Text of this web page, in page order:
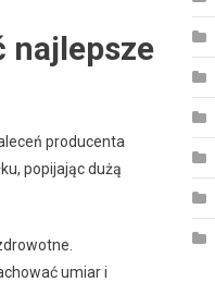
najlepsze
producenta
popijając dużą
umiar i